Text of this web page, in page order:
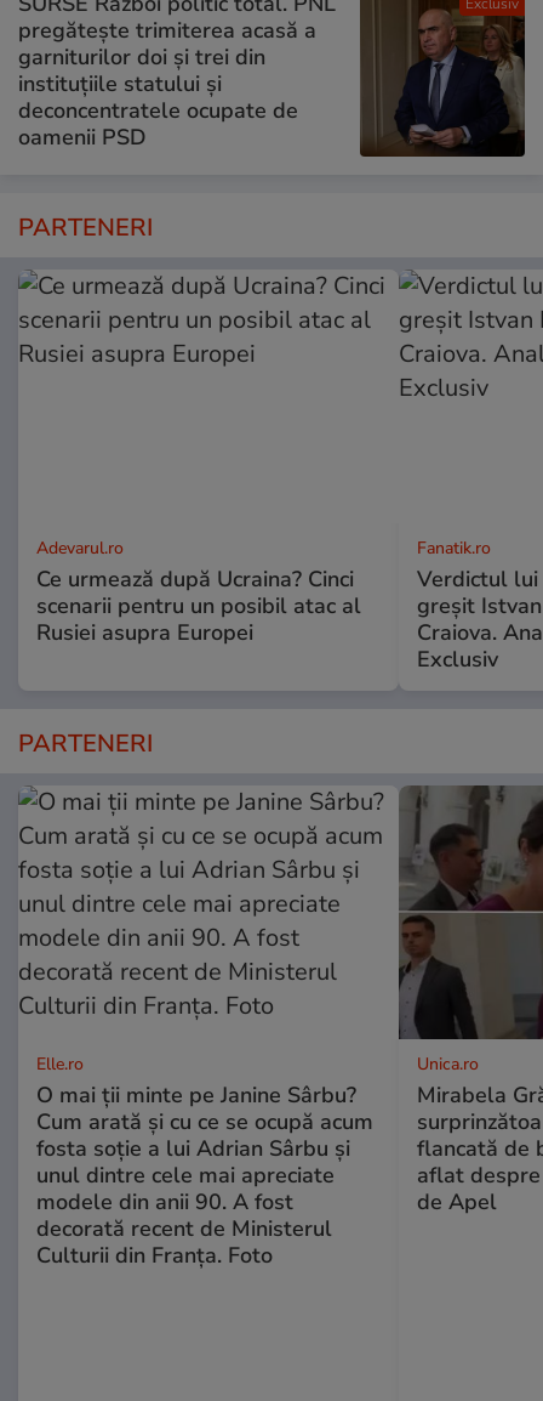
Exclusiv
pregătește trimiterea acasă a
garniturilor doi și trei din
instituțiile statului și
deconcentratele ocupate de
oamenii PSD
PARTENERI
Adevarul.ro
Ce urmează după Ucraina? Cinci
scenarii pentru un posibil atac al
Rusiei asupra Europei
Fanatik.ro
Verdictul lui
greșit
Craiova.
Exclusiv
PARTENERI
Elle.ro
O mai ții minte pe Janine Sârbu?
Cum arată și cu ce se ocupă acum
fosta soție a lui Adrian Sârbu și
unul dintre cele mai apreciate
modele din anii 90. A fost
decorată recent de Ministerul
Culturii din Franța. Foto
Unica.ro
Mirabela
flancată de
aflat
de Apel